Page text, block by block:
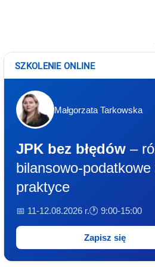
SZKOLENIE ONLINE
Małgorzata Tarkowska
JPK bez błędów –
bilansowo-podatkowe
praktyce
📅 11-12.08.2026 r.🕐 9:00-15:00
Zapisz się